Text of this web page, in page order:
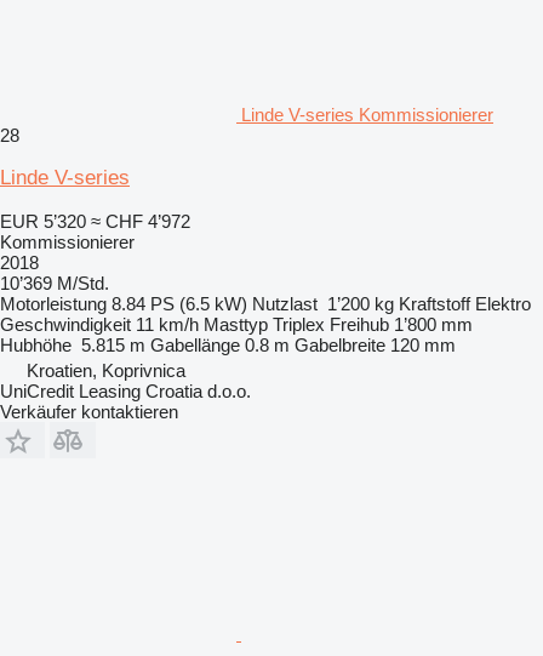
Linde V-series Kommissionierer
28
Linde V-series
EUR 5’320 ≈ CHF 4’972
Kommissionierer
2018
10’369 M/Std.
Motorleistung 8.84 PS (6.5 kW) Nutzlast 1’200 kg Kraftstoff Elektro
Geschwindigkeit 11 km/h Masttyp Triplex Freihub 1’800 mm
Hubhöhe 5.815 m Gabellänge 0.8 m Gabelbreite 120 mm
Kroatien, Koprivnica
UniCredit Leasing Croatia d.o.o.
Verkäufer kontaktieren